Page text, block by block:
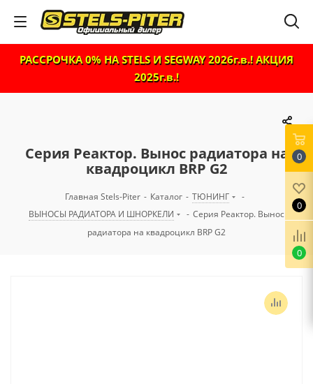
РАССРОЧКА 0% НА STELS И SEGWAY 2026г.в.! АКЦИЯ
2025г.в.!
Серия Реактор. Вынос радиатора на
квадроцикл BRP G2
Главная Stels-Piter - Каталог - ТЮНИНГ
-
ВЫНОСЫ РАДИАТОРА И ШНОРКЕЛИ
- Серия Реактор. Вынос
радиатора на квадроцикл BRP G2
0
0
0